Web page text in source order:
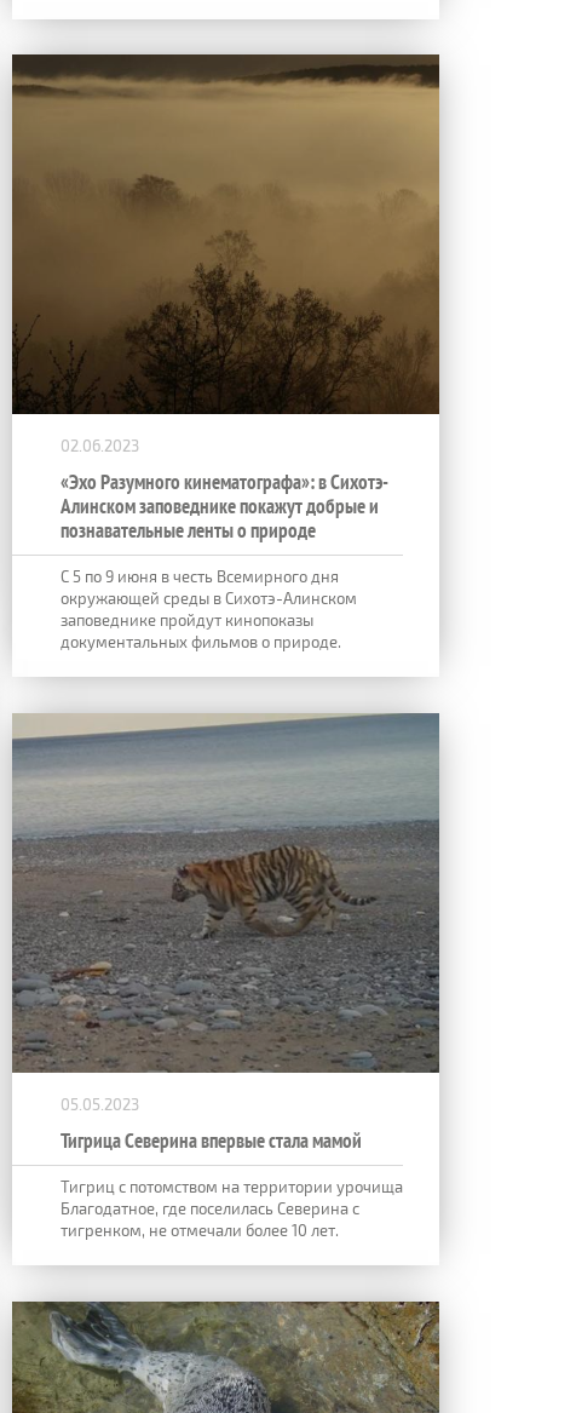
02.06.2023
«Эхо Разумного кинематографа»: в Сихотэ-
Алинском заповеднике покажут добрые и
познавательные ленты о природе
C 5 по 9 июня в честь Всемирного дня
окружающей среды в Сихотэ-Алинском
заповеднике пройдут кинопоказы
документальных фильмов о природе.
05.05.2023
Тигрица Северина впервые стала мамой
Тигриц с потомством на территории урочища
Благодатное, где поселилась Северина с
тигренком, не отмечали более 10 лет.